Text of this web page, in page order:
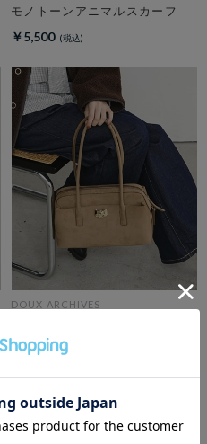
モノトーンアニマルスカーフ
￥5,500
DOUX ARCHIVES
￥15,400